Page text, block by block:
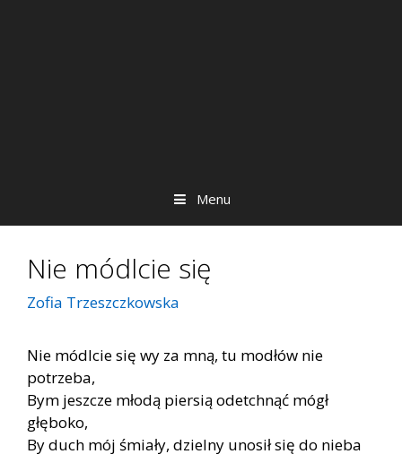
Menu
Nie módlcie się
Zofia Trzeszczkowska
Nie módlcie się wy za mną, tu modłów nie
potrzeba,
Bym jeszcze młodą piersią odetchnąć mógł
głęboko,
By duch mój śmiały, dzielny unosił się do nieba